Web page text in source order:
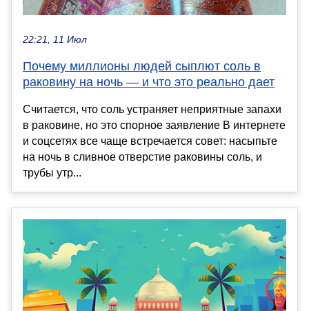
22:21, 11 Июл
Почему миллионы людей сыплют соль в
раковину на ночь — и что это реально дает
Считается, что соль устраняет неприятные запахи
в раковине, но это спорное заявление В интернете
и соцсетях все чаще встречается совет: насыпьте
на ночь в сливное отверстие раковины соль, и
трубы утр...